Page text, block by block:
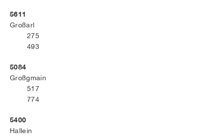
5611
Großarl
275
493
5084
Großgmain
517
774
5400
Hallein